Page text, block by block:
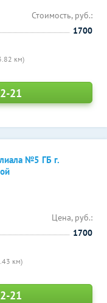
км)
Стоимость, руб.:
1700
21
№5 ГБ г.
км)
Цена, руб.:
1700
21